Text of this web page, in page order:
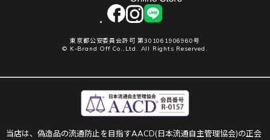
facebookinstagram
LINE
東京都公安委員会許可 第301061906960号
© K-Brand Off Co.,Ltd. All Rights Reserved.
当店は、偽造品の流通防止を目指すAACD(日本流通自主管理協会)の正会